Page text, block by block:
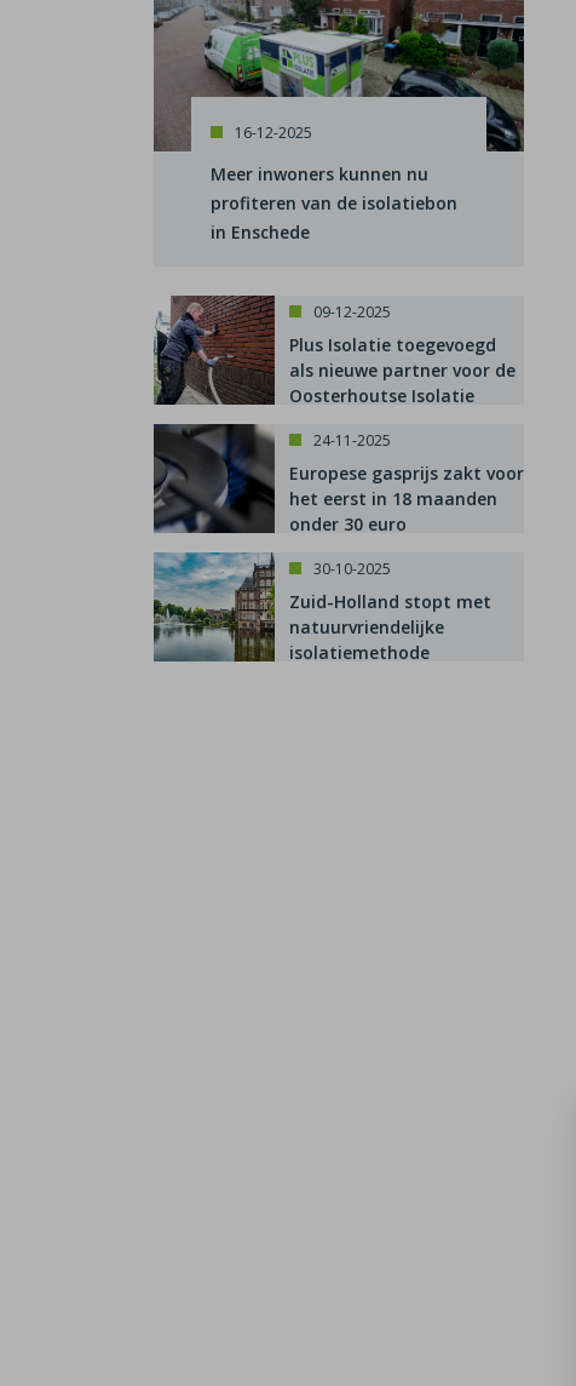
16-12-2025
Meer inwoners kunnen nu
profiteren van de isolatiebon
in Enschede
09-12-2025
Plus Isolatie toegevoegd
als nieuwe partner voor de
Oosterhoutse Isolatie
24-11-2025
Europese gasprijs zakt voor
het eerst in 18 maanden
onder 30 euro
30-10-2025
Zuid-Holland stopt met
natuurvriendelijke
isolatiemethode